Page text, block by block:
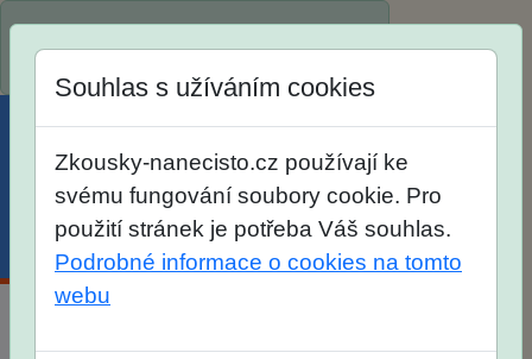
Souhlas s užíváním cookies
Zkousky-nanecisto.cz používají ke
svému fungování soubory cookie. Pro
použití stránek je potřeba Váš souhlas.
Podrobné informace o cookies na tomto
webu